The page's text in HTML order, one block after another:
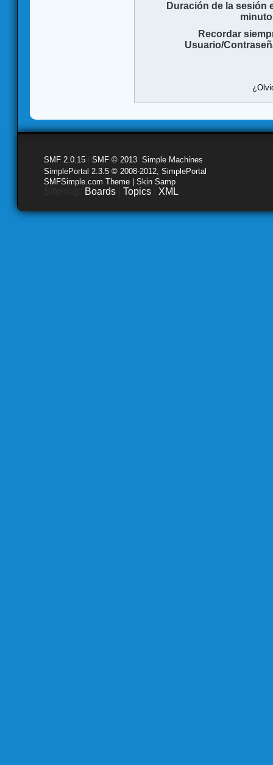
Duración de la sesión
Recordar
Usuario/
SMF 2.0.15 SMF © 2013 Simple Machines
SimplePortal 2.3.5 © 2008-2012, SimplePortal
SMFSimple.com Theme | Skin Samp
Boards Topics XML